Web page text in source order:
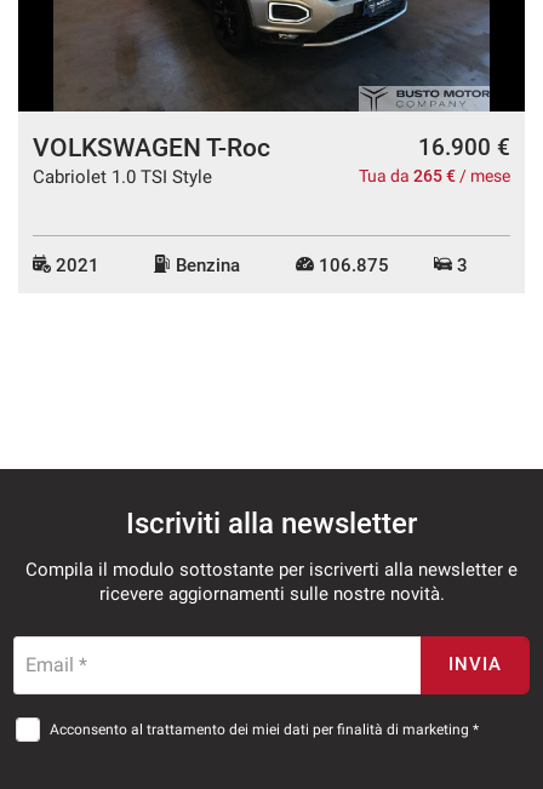
VOLKSWAGEN T-Roc
Cabriolet 1.0 TSI Style
16.900 €
Tua da 265 € / mese
2021 Benzina 106.875 3
Iscriviti alla newsletter
Compila il modulo sottostante per iscriverti alla newsletter e
ricevere aggiornamenti sulle nostre novità.
Email * INVIA
Acconsento al trattamento dei miei dati per finalità di marketing *